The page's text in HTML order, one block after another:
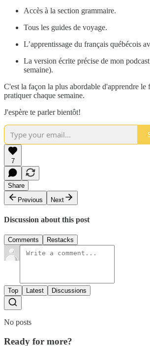
Accès à la section grammaire.
Tous les guides de voyage.
L’apprentissage du français québécois
La version écrite précise de mon
semaine).
C'est la façon la plus abordable d'apprendre le
pratiquer chaque semaine.
J'espère te parler bientôt!
7
Share
Previous
Next
Discussion about this post
Comments Restacks
Top Latest Discussions
No posts
Ready for more?